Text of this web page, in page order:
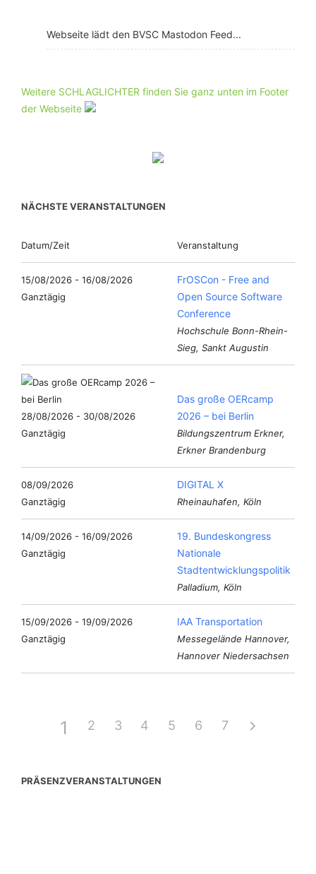
Webseite lädt den BVSC Mastodon Feed...
Weitere SCHLAGLICHTER finden Sie ganz unten im Footer
der Webseite
NÄCHSTE VERANSTALTUNGEN
Datum/Zeit Veranstaltung
15/08/2026 - 16/08/2026
Ganztägig
FrOSCon - Free and
Open Source Software
Conference
Hochschule Bonn-Rhein-
Sieg, Sankt Augustin
28/08/2026 - 30/08/2026
Ganztägig
Das große OERcamp
2026 – bei Berlin
Bildungszentrum Erkner,
Erkner Brandenburg
08/09/2026
Ganztägig
DIGITAL X
Rheinauhafen, Köln
14/09/2026 - 16/09/2026
Ganztägig
19. Bundeskongress
Nationale
Stadtentwicklungspolitik
Palladium, Köln
15/09/2026 - 19/09/2026
Ganztägig
IAA Transportation
Messegelände Hannover,
Hannover Niedersachsen
1 2 3 4 5 6 7
PRÄSENZVERANSTALTUNGEN